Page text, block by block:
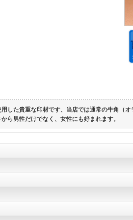
した貴重な印材です、当店では通常の牛角（
ら男性だけでなく、女性にも好まれます。